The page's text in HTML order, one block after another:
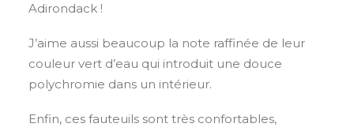
Adirondack !
J’aime aussi beaucoup la note raffinée de leur
couleur vert d’eau qui introduit une douce
polychromie dans un intérieur.
Enfin, ces fauteuils sont très confortables,